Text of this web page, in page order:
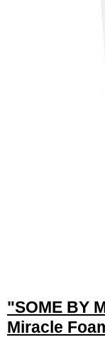
"SOME BY
Miracle